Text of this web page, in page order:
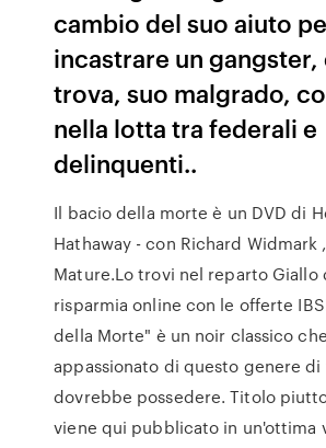
cambio del suo aiuto
incastrare un gangster,
trova, suo malgrado,
nella lotta tra federali e
delinquenti..
Il bacio della morte è un DVD di
Hathaway - con Richard Widmark
Mature.Lo trovi nel reparto Giallo
risparmia online con le offerte
della Morte" è un noir classico
appassionato di questo genere di
dovrebbe possedere. Titolo
viene qui pubblicato in un'ottima